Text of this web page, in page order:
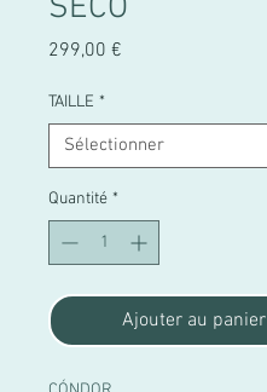
299,00 €
TAILLE *
Quantité *
Ajouter au panier